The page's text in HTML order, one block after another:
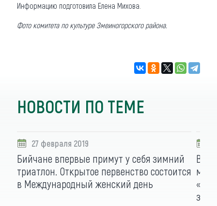
Информацию подготовила Елена Михова.
Фото комитета по культуре Змеиногорского района.
НОВОСТИ ПО ТЕМЕ
27 февраля 2019
Бийчане впервые примут у себя зимний
триатлон. Открытое первенство состоится
в Международный женский день
В